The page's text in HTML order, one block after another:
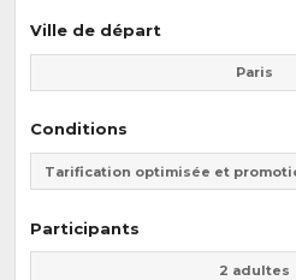
Ville de départ
Paris
Conditions
Tarification optimisée et
Participants
2 adultes